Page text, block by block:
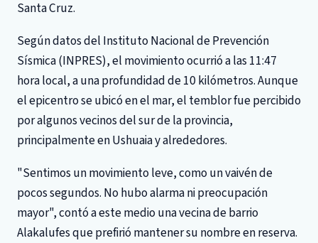
Santa Cruz.
Según datos del Instituto Nacional de Prevención
Sísmica (INPRES), el movimiento ocurrió a las 11:47
hora local, a una profundidad de 10 kilómetros. Aunque
el epicentro se ubicó en el mar, el temblor fue percibido
por algunos vecinos del sur de la provincia,
principalmente en Ushuaia y alrededores.
"Sentimos un movimiento leve, como un vaivén de
pocos segundos. No hubo alarma ni preocupación
mayor", contó a este medio una vecina de barrio
Alakalufes que prefirió mantener su nombre en reserva.